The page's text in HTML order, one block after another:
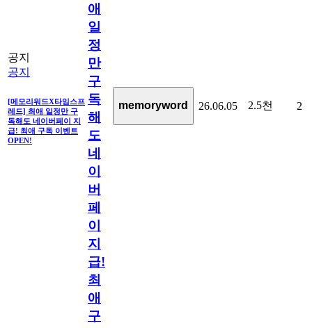
공지
공지
[메모리워드X타임스프
레드] 최애 일정만 구
독해도 네이버페이 지
급! 최애 구독 이벤트
OPEN!
애
일
정
만
구
독
해
도
네
이
버
페
이
지
급!
최
애
구
memoryword 26.06.05 2.5천 2